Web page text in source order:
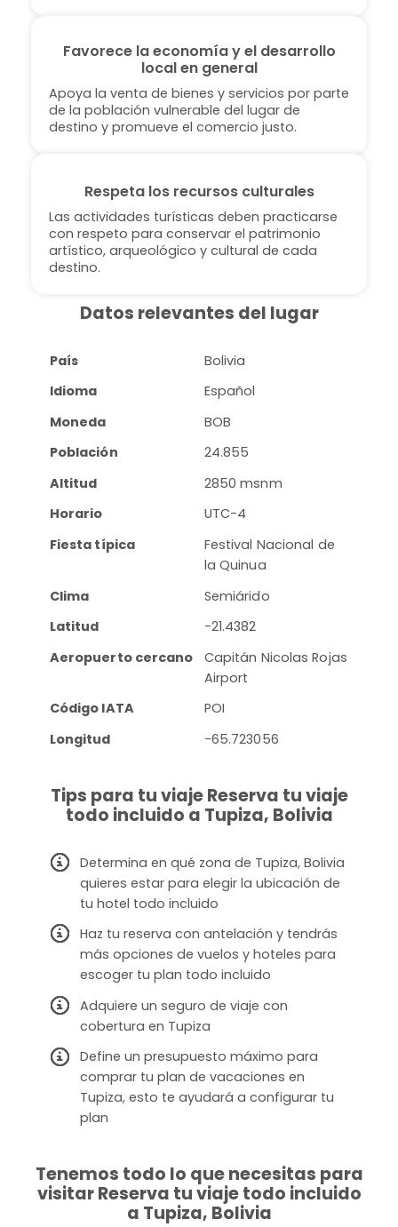
Favorece la economía y el desarrollo
local en general
Apoya la venta de bienes y servicios por parte
de la población vulnerable del lugar de
destino y promueve el comercio justo.
Respeta los recursos culturales
Las actividades turísticas deben practicarse
con respeto para conservar el patrimonio
artístico, arqueológico y cultural de cada
destino.
Datos relevantes del lugar
País
Bolivia
Idioma
Español
Moneda
BOB
Población
24.855
Altitud
2850 msnm
Horario
UTC-4
Fiesta típica
Festival Nacional de
la Quinua
Clima
Semiárido
Latitud
-21.4382
Aeropuerto cercano
Capitán Nicolas Rojas
Airport
Código IATA
POI
Longitud
-65.723056
Tips para tu viaje Reserva tu viaje
todo incluido a Tupiza, Bolivia
Determina en qué zona de Tupiza, Bolivia
quieres estar para elegir la ubicación de
tu hotel todo incluido
Haz tu reserva con antelación y tendrás
más opciones de vuelos y hoteles para
escoger tu plan todo incluido
Adquiere un seguro de viaje con
cobertura en Tupiza
Define un presupuesto máximo para
comprar tu plan de vacaciones en
Tupiza, esto te ayudará a configurar tu
plan
Tenemos todo lo que necesitas para
visitar Reserva tu viaje todo incluido
a Tupiza, Bolivia